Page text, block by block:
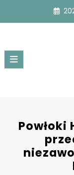
treści
Powłoki